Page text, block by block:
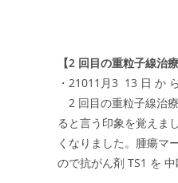
【2 回目の重粒子線治療
・21011月3 13 日
2 回目の重粒子線治
ると言う印象を覚え
くなりました。腫瘍マ
ので抗がん剤 TS1 を